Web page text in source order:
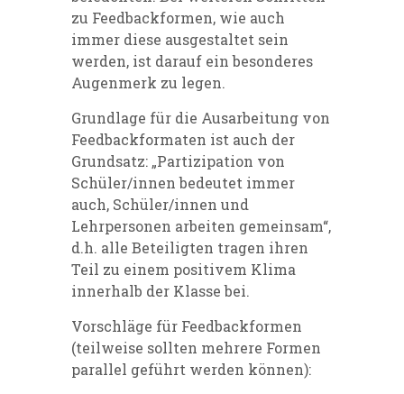
zu Feedbackformen, wie auch
immer diese ausgestaltet sein
werden, ist darauf ein besonderes
Augenmerk zu legen.
Grundlage für die Ausarbeitung von
Feedbackformaten ist auch der
Grundsatz: „Partizipation von
Schüler/innen bedeutet immer
auch, Schüler/innen und
Lehrpersonen arbeiten gemeinsam“,
d.h. alle Beteiligten tragen ihren
Teil zu einem positivem Klima
innerhalb der Klasse bei.
Vorschläge für Feedbackformen
(teilweise sollten mehrere Formen
parallel geführt werden können):